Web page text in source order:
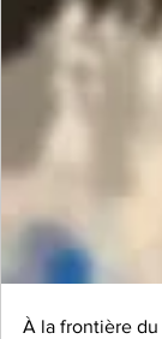
À la frontière du